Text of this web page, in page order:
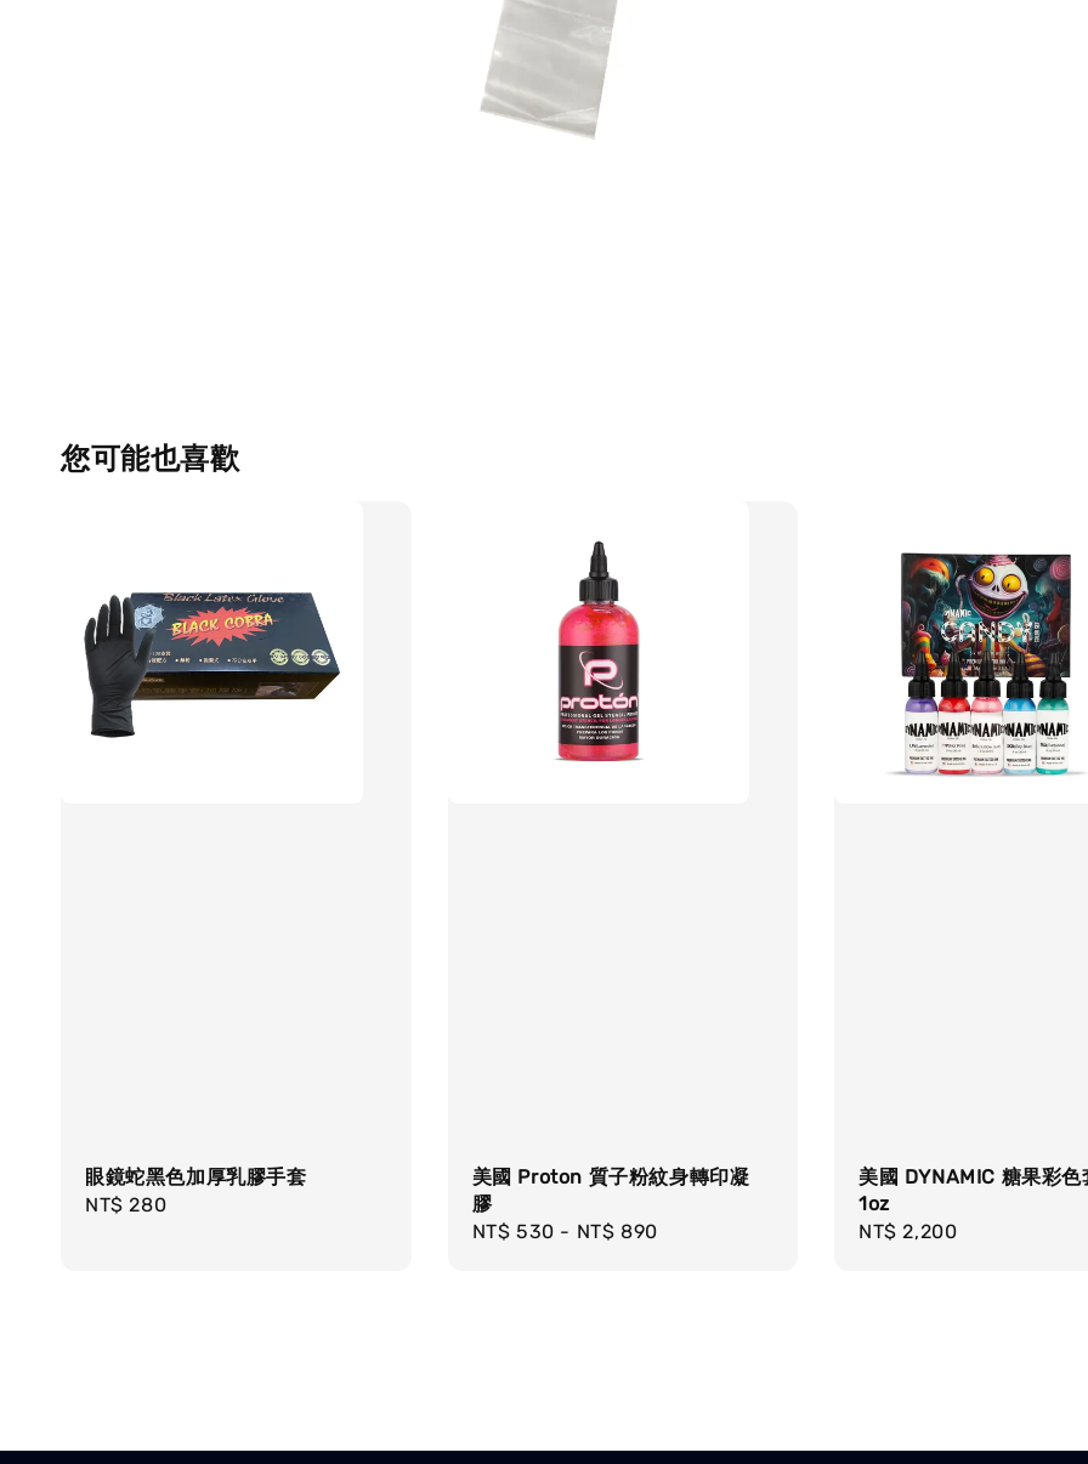
您可能也喜歡
眼鏡蛇黑色加厚乳膠手套
Regular
NT$ 280
美國 Proton 質子粉紋身轉印凝
膠
Regular
NT$ 530 - NT$ 890
美國 DYNAMIC 糖果彩
1oz
Regular
NT$ 2,200